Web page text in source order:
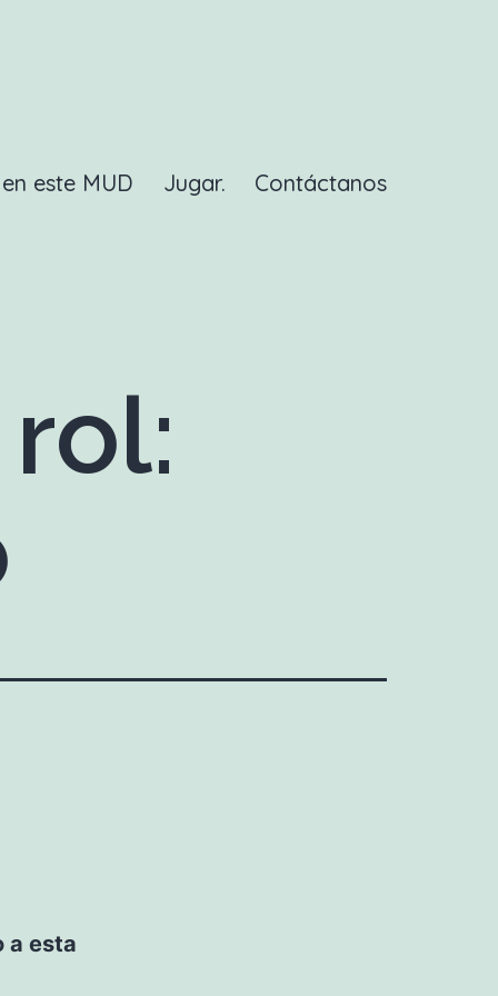
este MUD Jugar. Contáctanos
a esta